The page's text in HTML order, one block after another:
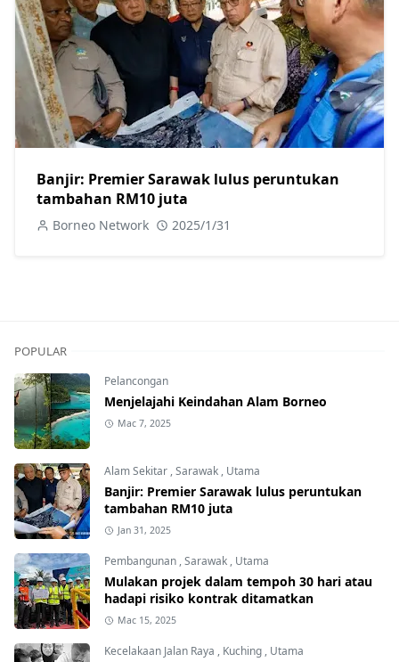
Banjir: Premier Sarawak lulus peruntukan
tambahan RM10 juta
Borneo Network 2025/1/31
POPULAR
Pelancongan
Menjelajahi Keindahan Alam Borneo
Mac 7, 2025
Alam Sekitar ,Sarawak , Utama
Banjir: Premier Sarawak lulus peruntukan
tambahan RM10 juta
Jan 31, 2025
Pembangunan ,Sarawak , Utama
Mulakan projek dalam tempoh 30 hari atau
hadapi risiko kontrak ditamatkan
Mac 15, 2025
Kecelakaan Jalan Raya , Kuching , Utama